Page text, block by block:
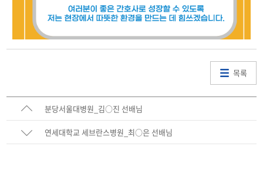
목록
분당서울대병원_김○진 선배님
연세대학교 세브란스병원_최○은 선배님